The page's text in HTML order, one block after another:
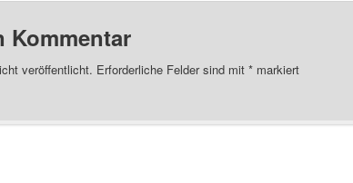
Kommentar
veröffentlicht. Erforderliche Felder sind mit *markiert